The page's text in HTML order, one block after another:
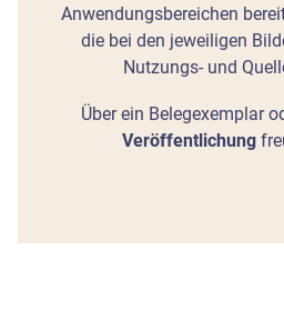
Anwendungsbereichen
die bei den jeweiligen
Nutzungs- und
Über ein Belegexemplar
Veröffentlichung